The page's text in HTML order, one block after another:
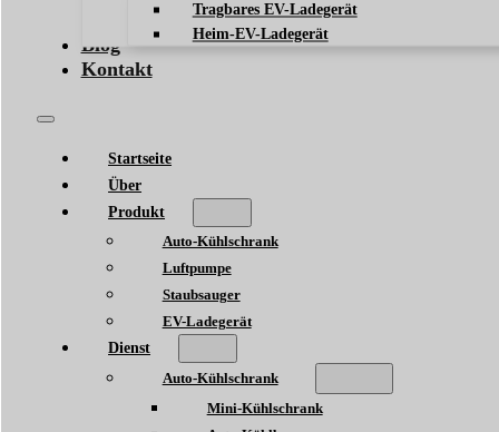
Tragbares EV-Ladegerät
Heim-EV-Ladegerät
Blog
Kontakt
Startseite
Über
Produkt
Auto-Kühlschrank
Luftpumpe
Staubsauger
EV-Ladegerät
Dienst
Auto-Kühlschrank
Mini-Kühlschrank